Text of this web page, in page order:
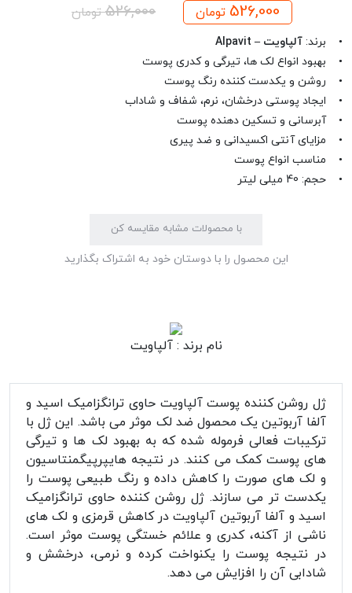
526,000 تومان 526,000تومان
• برند: آلپاویت – Alpavit
• بهبود انواع لک ها، تیرگی و کدری پوست
• روشن و یکدست کننده رنگ پوست
• ایجاد پوستی درخشان، نرم، شفاف و شاداب
• آبرسانی و تسکین دهنده پوست
• مزایای آنتی اکسیدانی و ضد پیری
• مناسب انواع پوست
• حجم: 40 میلی لیتر
با محصولات مشابه مقایسه کن
این محصول را با دوستان خود به اشتراک بگذارید
نام برند :آلپاویت
ژل روشن کننده پوست آلپاویت حاوی ترانگزامیک اسید و
آلفا آربوتین یک محصول ضد لک موثر می باشد. این ژل با
ترکیبات فعالی فرموله شده که به بهبود لک ها و تیرگی
های پوست کمک می کنند. در نتیجه هایپرپیگمنتاسیون
و لک های صورت را کاهش داده و رنگ طبیعی پوست را
یکدست تر می سازند. ژل روشن کننده حاوی ترانگزامیک
اسید و آلفا آربوتین آلپاویت در کاهش قرمزی و لک های
ناشی از آکنه، کدری و علائم خستگی پوست موثر است.
در نتیجه پوست را یکنواخت کرده و نرمی، درخشش و
شادابی آن را افزایش می دهد.